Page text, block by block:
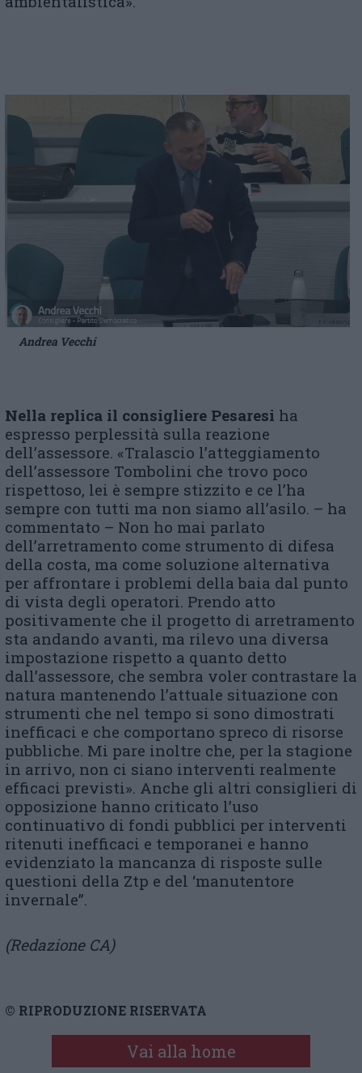
Andrea Vecchi
Nella replica il consigliere Pesaresi ha
espresso perplessità sulla reazione
dell’assessore. «Tralascio l’atteggiamento
dell’assessore Tombolini che trovo poco
rispettoso, lei è sempre stizzito e ce l’ha
sempre con tutti ma non siamo all’asilo. – ha
commentato – Non ho mai parlato
dell’arretramento come strumento di difesa
della costa, ma come soluzione alternativa
per affrontare i problemi della baia dal punto
di vista degli operatori. Prendo atto
positivamente che il progetto di arretramento
sta andando avanti, ma rilevo una diversa
impostazione rispetto a quanto detto
dall’assessore, che sembra voler contrastare la
natura mantenendo l’attuale situazione con
strumenti che nel tempo si sono dimostrati
inefficaci e che comportano spreco di risorse
pubbliche. Mi pare inoltre che, per la stagione
in arrivo, non ci siano interventi realmente
efficaci previsti». Anche gli altri consiglieri di
opposizione hanno criticato l’uso
continuativo di fondi pubblici per interventi
ritenuti inefficaci e temporanei e hanno
evidenziato la mancanza di risposte sulle
questioni della Ztp e del ‘manutentore
invernale”.
(Redazione CA)
© RIPRODUZIONE RISERVATA
Vai alla home